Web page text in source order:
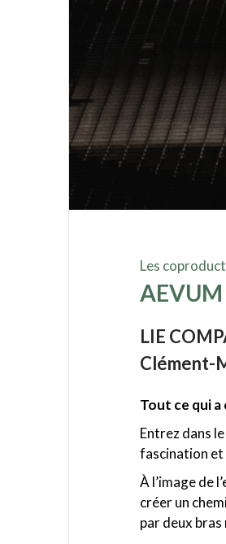
Les
AEVUM
LIE
Clément-
Tout ce qui
Entrez dans
fascination et
À l’image de
créer un
par deux